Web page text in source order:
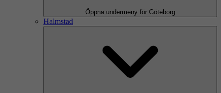
Öppna undermeny för Göteborg
Halmstad